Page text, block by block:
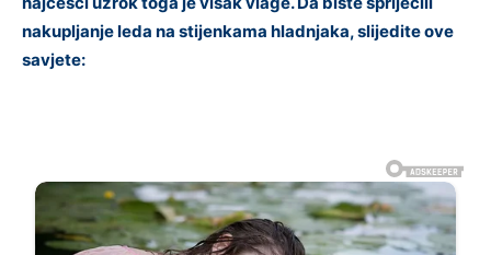
nakupljanje leda na stijenkama hladnjaka, slijedite ove
savjete: